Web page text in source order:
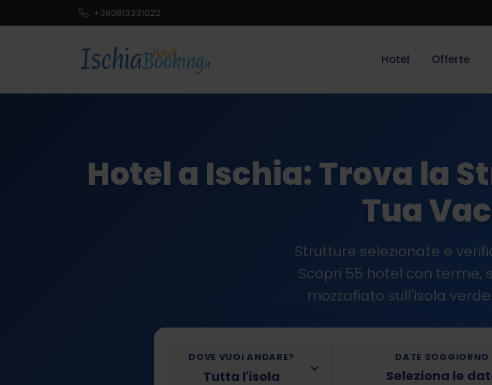
+390813331022
Hotel Offerte
Hotel a Ischia: Trova la
Tua
Strutture selezionate e
Scopri 55 hotel con terme,
mozzafiato sull'isola
DOVE VUOI ANDARE? DATE SOGGIORNO
Seleziona le